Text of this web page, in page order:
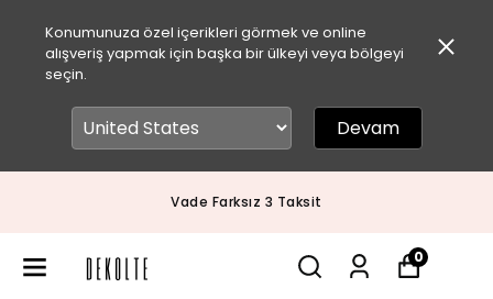
Konumunuza özel içerikleri görmek ve online
alışveriş yapmak için başka bir ülkeyi veya bölgeyi
seçin.
Devam
Vade Farksız 3 Taksit
0